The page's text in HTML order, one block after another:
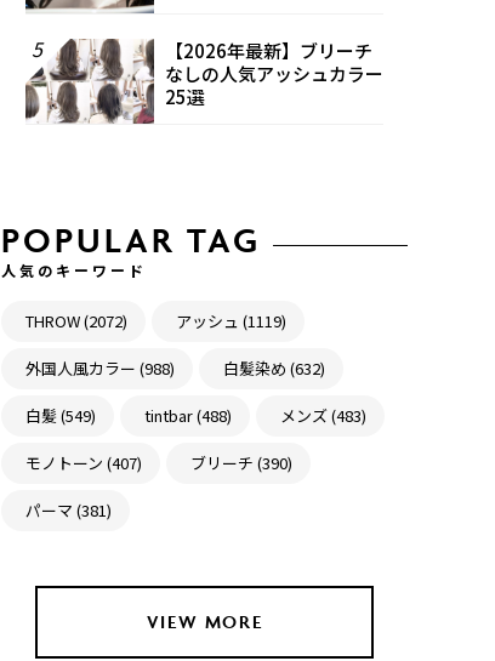
5
【2026年最新】ブリーチ
なしの人気アッシュカラー
25選
POPULAR TAG
人気のキーワード
THROW (2072) アッシュ (1119)
外国人風カラー (988) 白髪染め (632)
白髪 (549) tintbar (488) メンズ (483)
モノトーン (407) ブリーチ (390)
パーマ (381)
VIEW MORE